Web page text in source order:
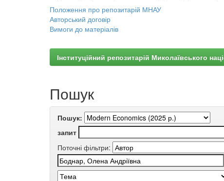
Положення про репозитарій МНАУ
Авторський договір
Вимоги до матеріалів
Інституційний репозитарій Миколаївського
Пошук
Пошук:
запит
Поточні фільтри: